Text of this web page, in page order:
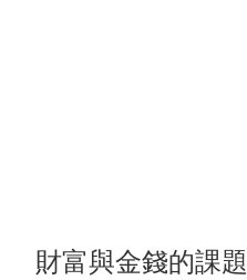
財富與金錢的課題